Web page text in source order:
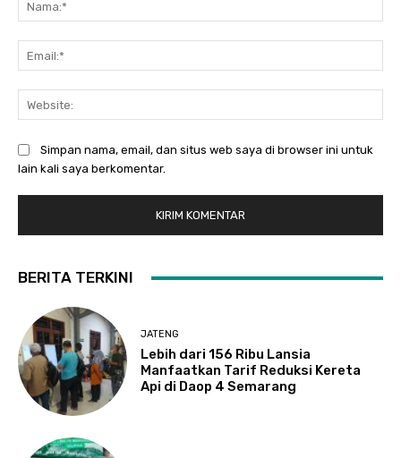
Simpan nama, email, dan situs web saya di browser ini untuk
lain kali saya berkomentar.
BERITA TERKINI
JATENG
Lebih dari 156 Ribu Lansia
Manfaatkan Tarif Reduksi Kereta
Api di Daop 4 Semarang